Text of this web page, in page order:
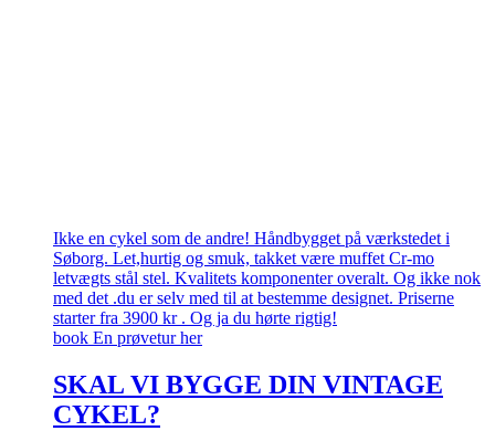
Ikke en cykel som de andre! Håndbygget på værkstedet i
Søborg. Let,hurtig og smuk, takket være muffet Cr-mo
letvægts stål stel. Kvalitets komponenter overalt. Og ikke nok
med det .du er selv med til at bestemme designet. Priserne
starter fra 3900 kr . Og ja du hørte rigtig!
book En prøvetur her
SKAL VI BYGGE DIN VINTAGE
CYKEL?